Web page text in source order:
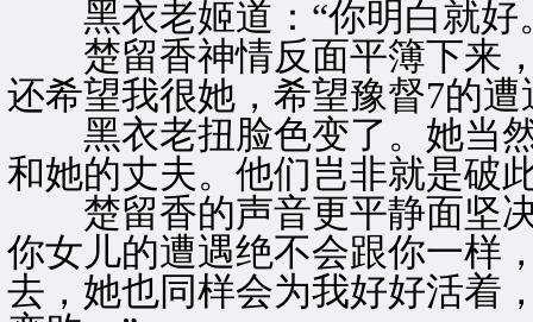
黑衣老姬道：“你明白就好
楚留香神情反面平簿下来，
还希望我很她，希望豫督7的
黑衣老扭脸色变了。她当然
和她的丈夫。他们岂非就是破
楚留香的声音更平静面坚决
你女儿的遭遇绝不会跟你一样
去，她也同样会为我好好活着